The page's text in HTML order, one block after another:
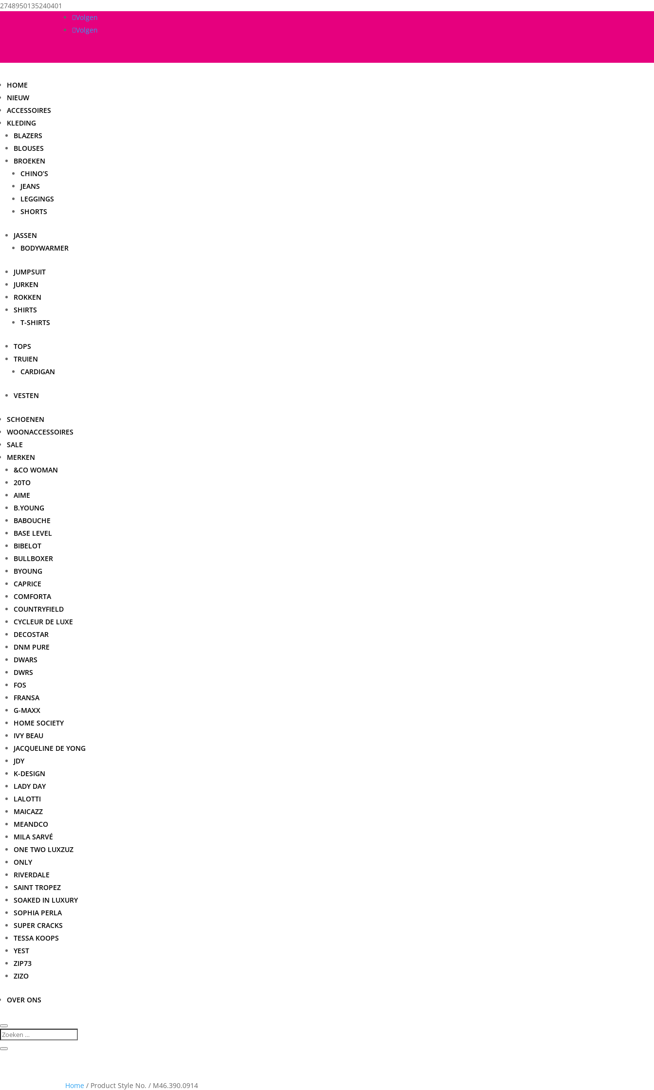
2748950135240401
Volgen
Volgen
HOME
NIEUW
ACCESSOIRES
KLEDING
BLAZERS
BLOUSES
BROEKEN
CHINO’S
JEANS
LEGGINGS
SHORTS
JASSEN
BODYWARMER
JUMPSUIT
JURKEN
ROKKEN
SHIRTS
T-SHIRTS
TOPS
TRUIEN
CARDIGAN
VESTEN
SCHOENEN
WOONACCESSOIRES
SALE
MERKEN
&CO WOMAN
20TO
AIME
B.YOUNG
BABOUCHE
BASE LEVEL
BIBELOT
BULLBOXER
BYOUNG
CAPRICE
COMFORTA
COUNTRYFIELD
CYCLEUR DE LUXE
DECOSTAR
DNM PURE
DWARS
DWRS
FOS
FRANSA
G-MAXX
HOME SOCIETY
IVY BEAU
JACQUELINE DE YONG
JDY
K-DESIGN
LADY DAY
LALOTTI
MAICAZZ
MEANDCO
MILA SARVÉ
ONE TWO LUXZUZ
ONLY
RIVERDALE
SAINT TROPEZ
SOAKED IN LUXURY
SOPHIA PERLA
SUPER CRACKS
TESSA KOOPS
YEST
ZIP73
ZIZO
OVER ONS
Home / Product Style No. / M46.390.0914